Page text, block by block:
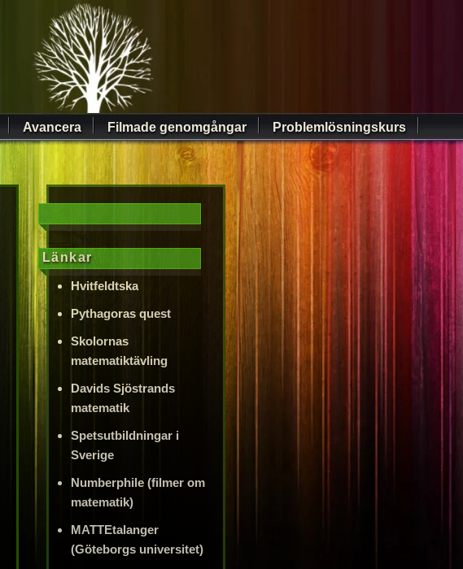
Avancera Filmade genomgångar
Problemlösningskurs
Länkar
Hvitfeldtska
Pythagoras quest
Skolornas
matematiktävling
Davids Sjöstrands
matematik
Spetsutbildningar i
Sverige
Numberphile (filmer om
matematik)
MATTEtalanger
(Göteborgs universitet)